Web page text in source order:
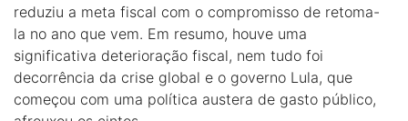
reduziu a meta fiscal com o compromisso de retoma-
la no ano que vem. Em resumo, houve uma
significativa deterioração fiscal, nem tudo foi
decorrência da crise global e o governo Lula, que
começou com uma política austera de gasto público,